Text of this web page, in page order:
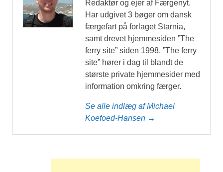
Redaktør og ejer af Færgenyt.
Har udgivet 3 bøger om dansk
færgefart på forlaget Starnia,
samt drevet hjemmesiden ”The
ferry site” siden 1998. ”The ferry
site” hører i dag til blandt de
største private hjemmesider med
information omkring færger.
Se alle indlæg af Michael
Koefoed-Hansen →